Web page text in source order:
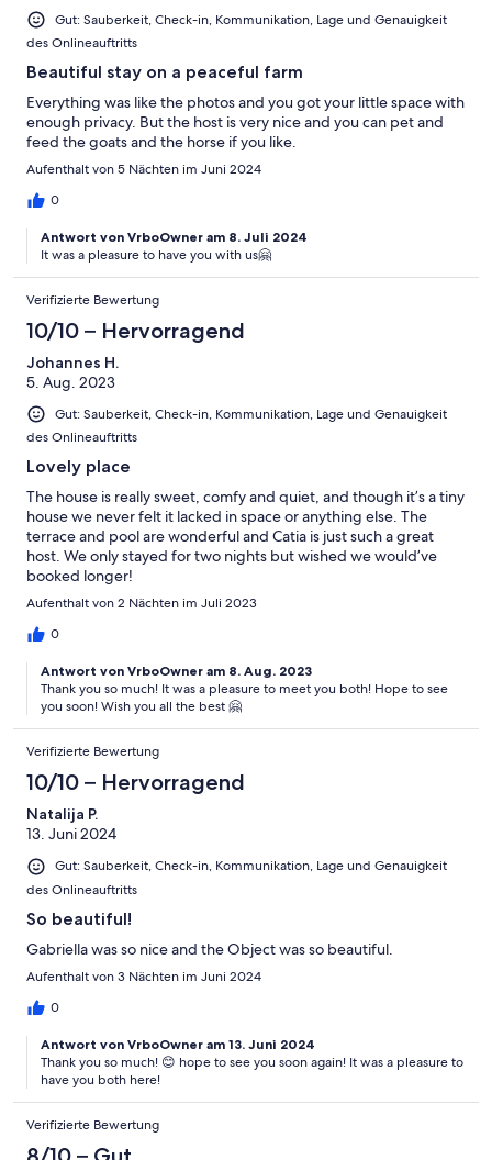
Gut: Sauberkeit, Check-in, Kommunikation, Lage und Genauigkeit
des Onlineauftritts
Beautiful stay on a peaceful farm
Everything was like the photos and you got your little space with
enough privacy. But the host is very nice and you can pet and
feed the goats and the horse if you like.
Aufenthalt von 5 Nächten im Juni 2024
0
Antwort von VrboOwner am 8. Juli 2024
It was a pleasure to have you with us🤗
Verifizierte Bewertung
10/10 – Hervorragend
Johannes H.
5. Aug. 2023
Gut: Sauberkeit, Check-in, Kommunikation, Lage und Genauigkeit
des Onlineauftritts
Lovely place
The house is really sweet, comfy and quiet, and though it’s a tiny
house we never felt it lacked in space or anything else. The
terrace and pool are wonderful and Catia is just such a great
host. We only stayed for two nights but wished we would’ve
booked longer!
Aufenthalt von 2 Nächten im Juli 2023
0
Antwort von VrboOwner am 8. Aug. 2023
Thank you so much! It was a pleasure to meet you both! Hope to see
you soon! Wish you all the best 🤗
Verifizierte Bewertung
10/10 – Hervorragend
Natalija P.
13. Juni 2024
Gut: Sauberkeit, Check-in, Kommunikation, Lage und Genauigkeit
des Onlineauftritts
So beautiful!
Gabriella was so nice and the Object was so beautiful.
Aufenthalt von 3 Nächten im Juni 2024
0
Antwort von VrboOwner am 13. Juni 2024
Thank you so much! 😊 hope to see you soon again! It was a pleasure to
have you both here!
Verifizierte Bewertung